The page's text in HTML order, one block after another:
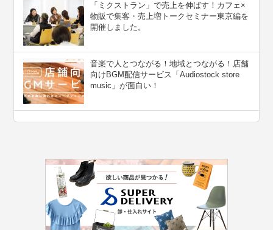
「ミクストラン」で売上を伸ばす！カフェ×
物販で集客・売上増トークセミナー東京編を
開催しました。
音楽で人とつながる！地域とつながる！店舗
向けBGM配信サービス「Audiostock store
music」が面白い！